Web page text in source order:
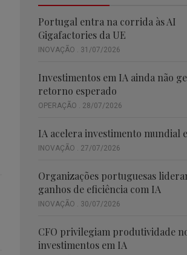
Portugal entra na corrida às AI
Gigafactories da UE
INOVAÇÃO . 31/07/2026
Investimentos em IA ainda não
retorno esperado
OPERAÇÃO . 28/07/2026
IA acelera investimento mundial
INOVAÇÃO . 27/07/2026
Organizações portuguesas
ganhos de eficiência com IA
INOVAÇÃO . 30/07/2026
CFO privilegiam produtividade
investimentos em IA